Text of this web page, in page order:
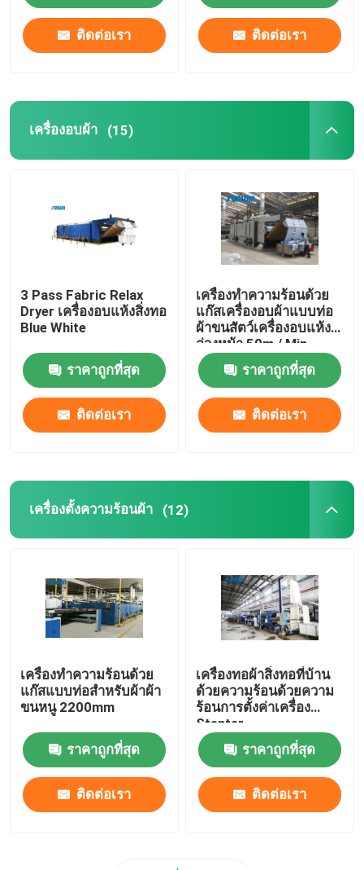
เครื่องย้อมผ้า
เครื่องอบผ้า
เครื่องทำลมแห้ง
ติดต่อเรา ติดต่อเรา
เครื่องอบผ้า (15)
3 Pass Fabric Relax
Dryer เครื่องอบแห้งสิ่งทอ
Blue White
ราคาถูกที่สุด
ติดต่อเรา
เครื่องทำความร้อนด้วย
แก๊สเครื่องอบผ้าแบบท่อ
ผ้าขนสัตว์เครื่องอบแห้ง
ล่วงหน้า 50m / Min
ราคาถูกที่สุด
ติดต่อเรา
เครื่องตั้งความร้อนผ้า (12)
เครื่องทำความร้อนด้วย
แก๊สแบบท่อสำหรับผ้าผ้า
ขนหนู 2200mm
ราคาถูกที่สุด
ติดต่อเรา
เครื่องทอผ้าสิ่งทอที่บ้าน
ด้วยความร้อนด้วยความ
ร้อนการตั้งค่าเครื่อง
Stenter
ราคาถูกที่สุด
ติดต่อเรา